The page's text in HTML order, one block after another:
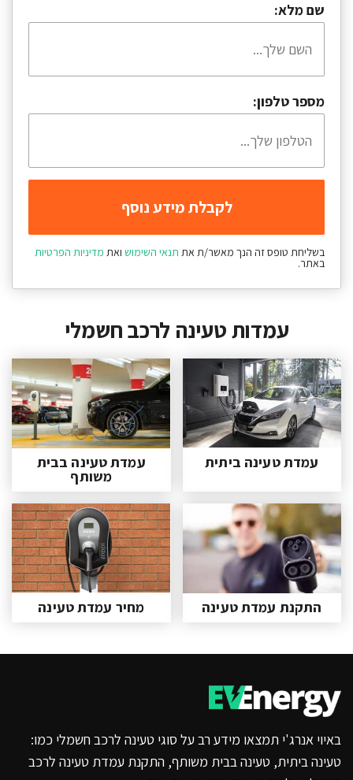
שם מלא:
מספר טלפון:
בשליחת טופס זה הנך מאשר/ת את תנאי השימוש ואת מדיניות הפרטיות
באתר.
עמדות טעינה לרכב חשמלי
עמדת טעינה ביתית עמדת טעינה בבית
משותף
התקנת עמדת טעינה מחיר עמדת טעינה
באיוי אנרג'י תמצאו מידע רב על סוגי טעינה לרכב חשמלי כמו:
טעינה ביתית, טעינה בבית משותף, התקנת עמדת טעינה לרכב